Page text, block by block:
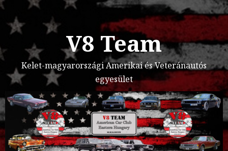
Skip
content
V8 Team
Kelet-magyarországi Amerikai és Veteránautós
egyesület